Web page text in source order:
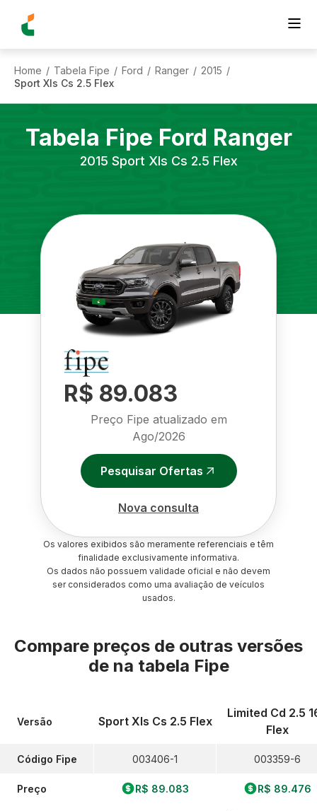
Home / Tabela Fipe / Ford / Ranger / 2015 /
Sport Xls Cs 2.5 Flex
Tabela Fipe Ford Ranger
2015 Sport Xls Cs 2.5 Flex
R$ 89.083
Preço Fipe atualizado em
Ago/2026
Pesquisar Ofertas
Nova consulta
Os valores exibidos são meramente referenciais e têm
finalidade exclusivamente informativa.
Os dados não possuem validade oficial e não devem
ser considerados como uma avaliação de veículos
usados.
Compare preços de outras versões
de na tabela Fipe
Versão
Código Fipe
Preço
Sport Xls Cs 2.5 Flex
003406-1
R$ 89.083
Limited Cd 2.5
Flex
003359-6
R$ 89.476